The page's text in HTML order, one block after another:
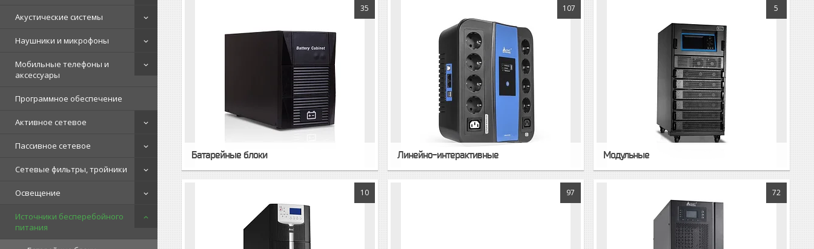
Акустические системы
Наушники и микрофоны
Мобильные телефоны и
аксессуары
Программное обеспечение
Активное сетевое
Пассивное сетевое
Сетевые фильтры, тройники
Освещение
Источники бесперебойного
питания
35
Батарейные блоки
107
Линейно-интерактивные
5
Модульные
10 97 72